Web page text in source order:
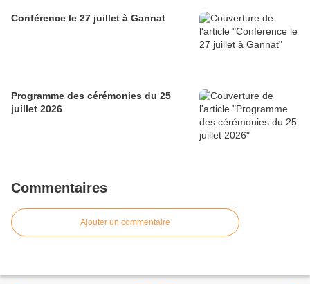
Conférence le 27 juillet à Gannat
Programme des cérémonies du 25
juillet 2026
Commentaires
Ajouter un commentaire